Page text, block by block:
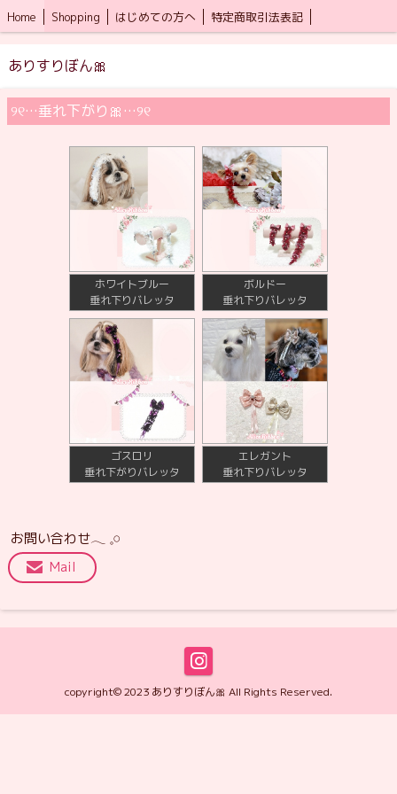
Home Shopping はじめての方へ 特定商取引法表記
ありすりぼん🎀
୨୧…垂れ下がり🎀…୨୧
ホワイトブルー
垂れ下りバレッタ
ボルドー
垂れ下りバレッタ
ゴスロリ
垂れ下がりバレッタ
エレガント
垂れ下りバレッタ
お問い合わせ𓂃 𓈒𓏸
Mail
copyright© 2023 ありすりぼん🎀 All Rights Reserved.